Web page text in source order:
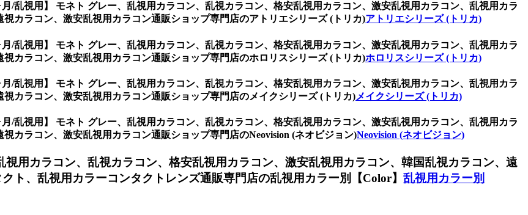
月/乱視用】 モネト グレー、乱視用カラコン、乱視カラコン、格安乱視用カラコン、激安乱視用カラコン、乱視用カラ
カラコン、激安乱視用カラコン通販ショップ専門店のアトリエシリーズ (トリカ)アトリエシリーズ (トリカ)
月/乱視用】 モネト グレー、乱視用カラコン、乱視カラコン、格安乱視用カラコン、激安乱視用カラコン、乱視用カラ
カラコン、激安乱視用カラコン通販ショップ専門店のホロリスシリーズ (トリカ)ホロリスシリーズ (トリカ)
月/乱視用】 モネト グレー、乱視用カラコン、乱視カラコン、格安乱視用カラコン、激安乱視用カラコン、乱視用カラ
カラコン、激安乱視用カラコン通販ショップ専門店のメイクシリーズ (トリカ)メイクシリーズ (トリカ)
月/乱視用】 モネト グレー、乱視用カラコン、乱視カラコン、格安乱視用カラコン、激安乱視用カラコン、乱視用カラ
カラコン、激安乱視用カラコン通販ショップ専門店のNeovision (ネオビジョン)Neovision (ネオビジョン)
視用カラコン、乱視カラコン、格安乱視用カラコン、激安乱視用カラコン、韓国乱視カラコン、遠
ト、乱視用カラーコンタクトレンズ通販専門店の乱視用カラー別【Color】 乱視用カラー別